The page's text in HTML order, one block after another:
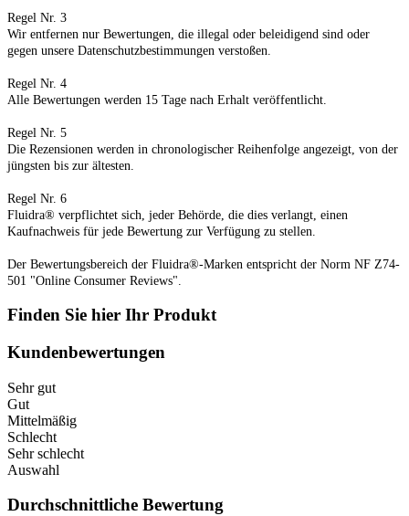
Regel Nr. 3
Wir entfernen nur Bewertungen, die illegal oder beleidigend sind oder
gegen unsere Datenschutzbestimmungen verstoßen.
Regel Nr. 4
Alle Bewertungen werden 15 Tage nach Erhalt veröffentlicht.
Regel Nr. 5
Die Rezensionen werden in chronologischer Reihenfolge angezeigt, von der
jüngsten bis zur ältesten.
Regel Nr. 6
Fluidra® verpflichtet sich, jeder Behörde, die dies verlangt, einen
Kaufnachweis für jede Bewertung zur Verfügung zu stellen.
Der Bewertungsbereich der Fluidra®-Marken entspricht der Norm NF Z74-
501 "Online Consumer Reviews".
Finden Sie hier Ihr Produkt
Kundenbewertungen
Sehr gut
Gut
Mittelmäßig
Schlecht
Sehr schlecht
Auswahl
Durchschnittliche Bewertung